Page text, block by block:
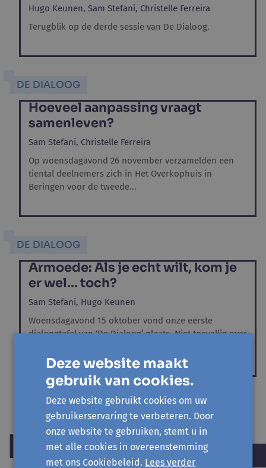
Hugo Keunen, Sam Stefani, Christelle Ferreira
Terugblik op de derde sessie van De Dialoog.
DE DIALOOG
Hoeveel aanpassing vraagt
samenleven?
Sam Stefani, Christelle Ferreira
Op woensdagavond 26 november verzamelden een
tiental deelnemers zich in Het Overkophuis in
Beringen voor de tweede...
DE DIALOOG
Armoede: Als je echt wilt, kom je
er wel… toch?
Sam Stefani, Hugo Keunen
Woensdagavond 15 oktober vond onze eerste
dialoogtafel van ‘De Dialoog’ plaats. Niet toevallig over
Deze website maakt
gebruik van cookies.
Deze website gebruikt cookies om uw
gebruikerservaring te verbeteren. Door
onze website te gebruiken, stemt u in
met alle cookies in overeenstemming
met ons Cookiebeleid. Lees verder